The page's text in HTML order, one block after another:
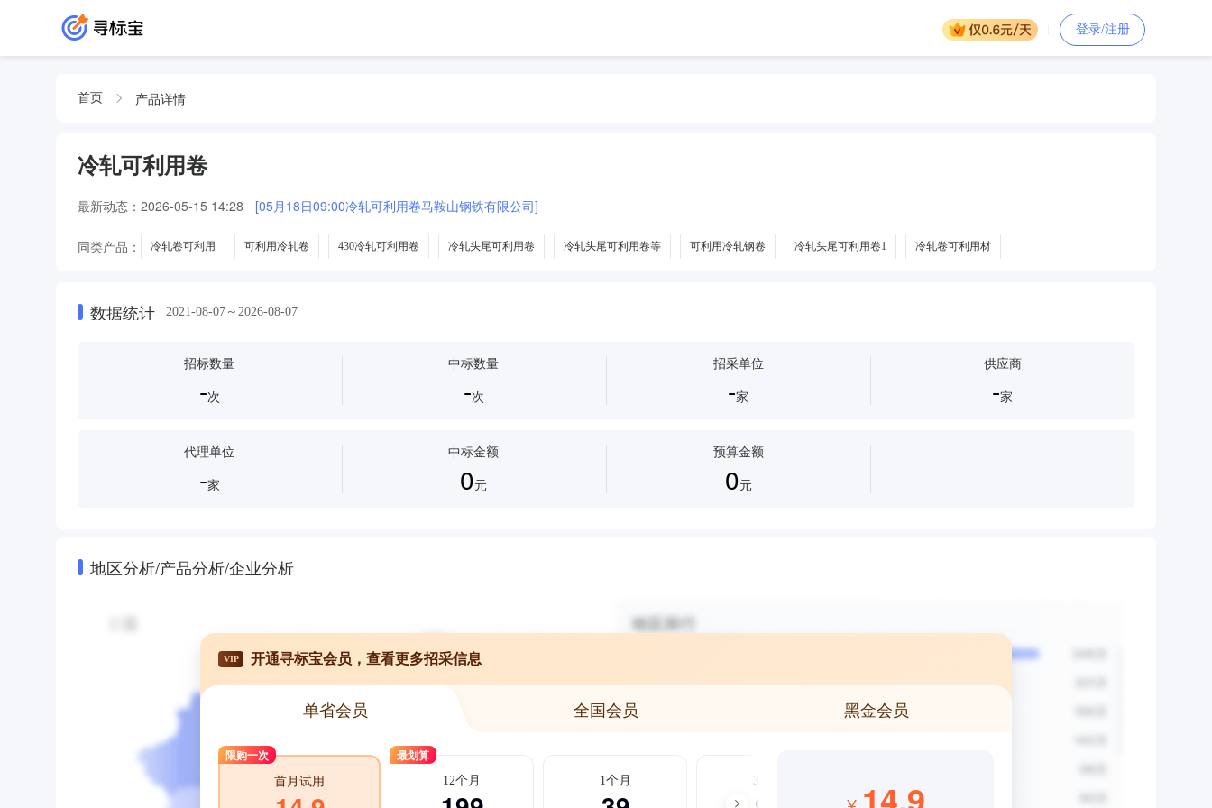
登录/注册
首页 产品详情
冷轧可利用卷
最新动态： 2026-05-15 14:28 [05月18日09:00冷轧可利用卷马鞍山钢铁有限公司]
同类产品： 冷轧卷可利用 可利用冷轧卷 430冷轧可利用卷 冷轧头尾可利用卷 冷轧头尾可利用卷等 可利用冷轧钢卷 冷轧头尾可利用卷1 冷轧卷可利用材
数据统计 2021-08-07～2026-08-07
招标数量
-次
中标数量
-次
招采单位
-家
供应商
-家
代理单位
-家
中标金额
0元
预算金额
0元
地区分析/产品分析/企业分析
VIP 开通寻标宝会员，查看更多招采信息
单省会员 全国会员 黑金会员
限购一次
首月试用
最划算
12个月 1个月 3个月 14.9